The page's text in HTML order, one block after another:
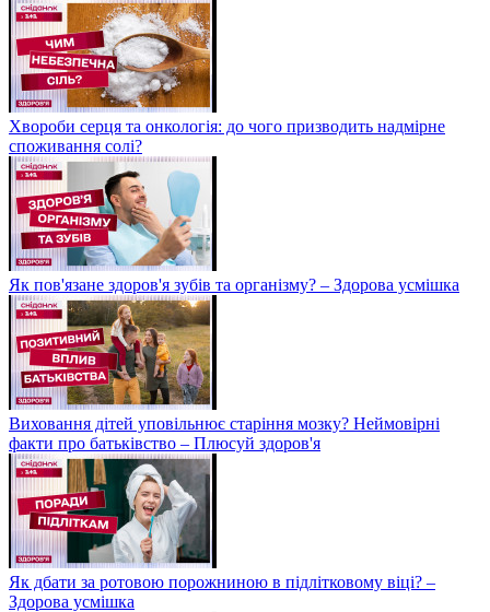
Хвороби серця та онкологія: до чого призводить надмірне
споживання солі?
Як пов'язане здоров'я зубів та організму? – Здорова усмішка
Виховання дітей уповільнює старіння мозку? Неймовірні
факти про батьківство – Плюсуй здоров'я
Як дбати за ротовою порожниною в підлітковому віці? –
Здорова усмішка